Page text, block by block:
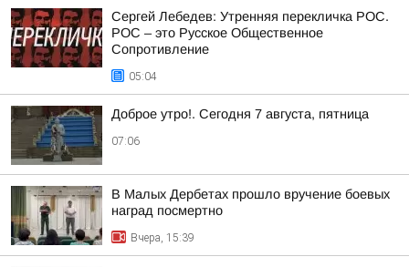
Сергей Лебедев: Утренняя перекличка РОС.
РОС – это Русское Общественное
Сопротивление
05:04
Доброе утро!. Сегодня 7 августа, пятница
07:06
В Малых Дербетах прошло вручение боевых
наград посмертно
Вчера, 15:39